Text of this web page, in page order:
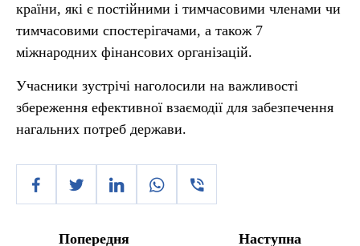
країни, які є постійними і тимчасовими членами чи
тимчасовими спостерігачами, а також 7
міжнародних фінансових організацій.
Учасники зустрічі наголосили на важливості
збереження ефективної взаємодії для забезпечення
нагальних потреб держави.
Попередня Наступна